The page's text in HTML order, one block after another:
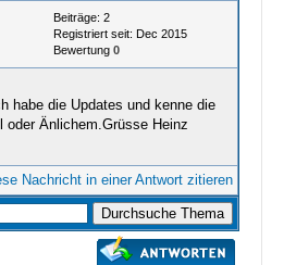
Beiträge: 2
Registriert seit: Dec 2015
Bewertung 0
habe die Updates und kenne die
Änlichem.Grüsse Heinz